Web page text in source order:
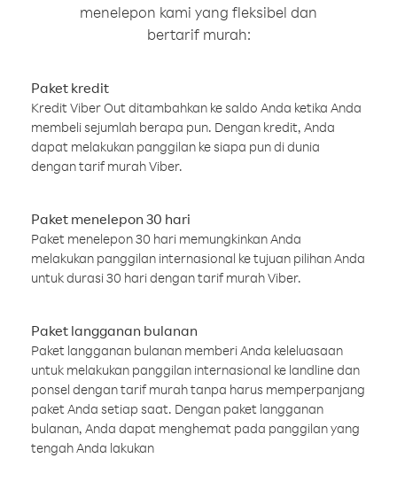
menelepon kami yang fleksibel dan
bertarif murah:
Paket kredit
Kredit Viber Out ditambahkan ke saldo Anda ketika Anda
membeli sejumlah berapa pun. Dengan kredit, Anda
dapat melakukan panggilan ke siapa pun di dunia
dengan tarif murah Viber.
Paket menelepon 30 hari
Paket menelepon 30 hari memungkinkan Anda
melakukan panggilan internasional ke tujuan pilihan Anda
untuk durasi 30 hari dengan tarif murah Viber.
Paket langganan bulanan
Paket langganan bulanan memberi Anda keleluasaan
untuk melakukan panggilan internasional ke landline dan
ponsel dengan tarif murah tanpa harus memperpanjang
paket Anda setiap saat. Dengan paket langganan
bulanan, Anda dapat menghemat pada panggilan yang
tengah Anda lakukan